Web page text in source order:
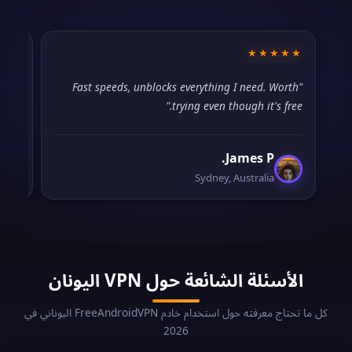
★★★★★
"Fast speeds, unblocks everything I need. Worth
trying even though it's free."
James P.
Sydney, Australia
الأسئلة الشائعة حول VPN اليونان
كل ما تحتاج معرفته حول استخدام خادم FreeAndroidVPN اليوناني في
2026